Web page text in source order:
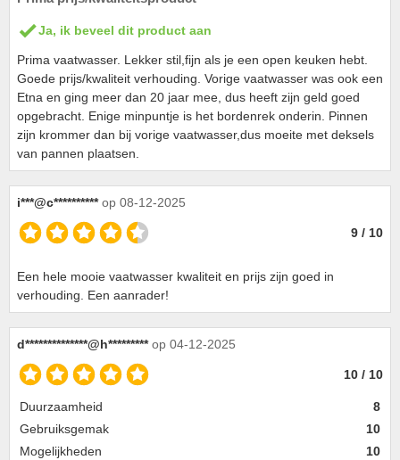
Ja, ik beveel dit product aan
Prima vaatwasser. Lekker stil,fijn als je een open keuken hebt.
Goede prijs/kwaliteit verhouding. Vorige vaatwasser was ook een
Etna en ging meer dan 20 jaar mee, dus heeft zijn geld goed
opgebracht. Enige minpuntje is het bordenrek onderin. Pinnen
zijn krommer dan bij vorige vaatwasser,dus moeite met deksels
van pannen plaatsen.
i***@c********** op 08-12-2025
9 / 10
Een hele mooie vaatwasser kwaliteit en prijs zijn goed in
verhouding. Een aanrader!
d**************@h********* op 04-12-2025
10 / 10
Duurzaamheid
8
Gebruiksgemak
10
Mogelijkheden
10